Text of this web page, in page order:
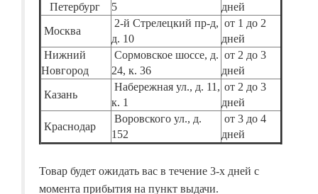
Петербург
5
дней
Москва
2-й Стрелецкий пр-д,
д. 10
от 1 до 2
дней
Нижний
Новгород
Сормовское шоссе, д.
24, к. 36
от 2 до 3
дней
Казань
Набережная ул., д. 11,
к. 1
от 2 до 3
дней
Краснодар
Воровского ул., д.
152
от 3 до 4
дней
Товар будет ожидать вас в течение 3-х дней с
момента прибытия на пункт выдачи.